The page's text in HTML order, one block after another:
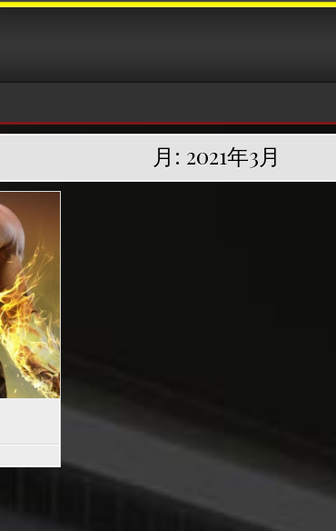
月: 2021年3月